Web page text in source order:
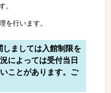
。
を行います。
しましては入館制限を
によっては受付当日
ことがあります。ご